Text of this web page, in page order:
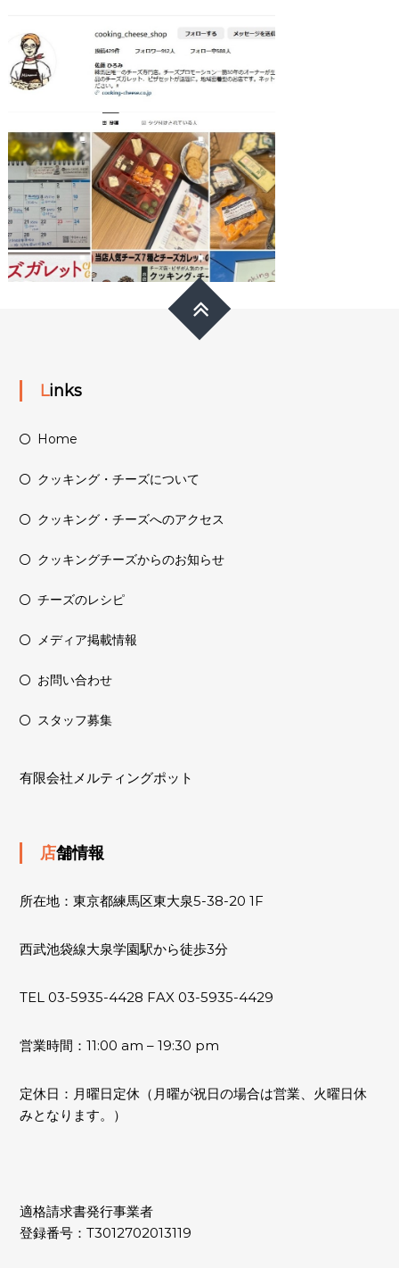
Links
Home
クッキング・チーズについて
クッキング・チーズへのアクセス
クッキングチーズからのお知らせ
チーズのレシピ
メディア掲載情報
お問い合わせ
スタッフ募集
有限会社メルティングポット
店舗情報
所在地：東京都練馬区東大泉5-38-20 1F
西武池袋線大泉学園駅から徒歩3分
TEL 03-5935-4428 FAX 03-5935-4429
営業時間：11:00 am – 19:30 pm
定休日：月曜日定休（月曜が祝日の場合は営業、火曜日休
みとなります。）
適格請求書発行事業者
登録番号：T3012702013119